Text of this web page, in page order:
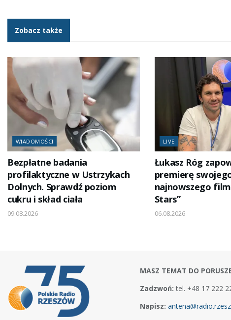
Zobacz także
WIADOMOŚCI
Bezpłatne badania
profilaktyczne w Ustrzykach
Dolnych. Sprawdź poziom
cukru i skład ciała
09.08.2026
LIVE
Łukasz Róg
premierę
najnowszego
Stars”
06.08.2026
MASZ TEMAT DO
Zadzwoń: tel. +48 17 222
Napisz: